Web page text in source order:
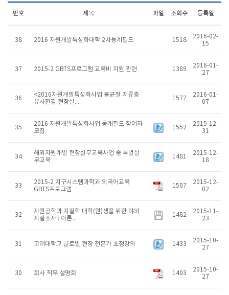
번호 제목 파일 조회수 등록일
38 2016 자원개발특성화대학 2차동계필드 1518
2016-02-
15
37 2015-2 GBTS프로그램 교육비 지원 관련 1389
2016-01-
27
36
<2016자원개발특성화사업 불균질 저류층
유사환경 현장실...
1577
2016-01-
07
35
2016 자원개발특성화사업 동계필드 참여자
모집
1552
2015-12-
31
34
해외자원개발 현장실무교육사업 중 특별실
무교육
1481
2015-12-
18
33
2015-2 지구시스템과학과 외국어교육
GBTS프로그램
1507
2015-12-
02
32
자원공학과 지질학 대학(원)생을 위한 야외
지질조사 : 이론...
1482
2015-11-
23
31 고려대학교 글로벌 현장 전문가 초청강의 1433
2015-10-
27
30 회사 직무 설명회 1403
2015-10-
27